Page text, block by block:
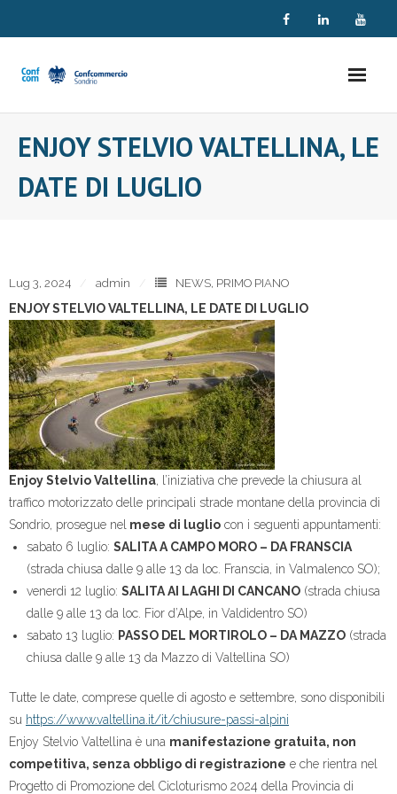
ENJOY STELVIO VALTELLINA, LE
DATE DI LUGLIO
Lug 3, 2024 admin NEWS, PRIMO PIANO
ENJOY STELVIO VALTELLINA, LE DATE DI LUGLIO
Enjoy Stelvio Valtellina , l’iniziativa che prevede la chiusura al
traffico motorizzato delle principali strade montane della provincia di
Sondrio, prosegue nel mese di luglio con i seguenti appuntamenti:
sabato 6 luglio: SALITA A CAMPO MORO – DA FRANSCIA
(strada chiusa dalle 9 alle 13 da loc. Franscia, in Valmalenco SO);
venerdì 12 luglio: SALITA AI LAGHI DI CANCANO (strada chiusa
dalle 9 alle 13 da loc. Fior d’Alpe, in Valdidentro SO)
sabato 13 luglio: PASSO DEL MORTIROLO – DA MAZZO (strada
chiusa dalle 9 alle 13 da Mazzo di Valtellina SO)
Tutte le date, comprese quelle di agosto e settembre, sono disponibili
su https://www.valtellina.it/it/chiusure-passi-alpini
Enjoy Stelvio Valtellina è una manifestazione gratuita, non
competitiva, senza obbligo di registrazione e che rientra nel
Progetto di Promozione del Cicloturismo 2024 della Provincia di